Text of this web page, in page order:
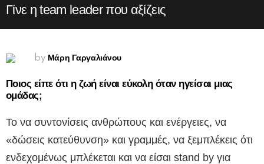
Γίνε η team leader που αξίζεις
by Μάρη Γαργαλιάνου
Ποιος είπε ότι η ζωή είναι εύκολη όταν ηγείσαι μιας
ομάδας;
Το να συντονίσεις ανθρώπους και ενέργειες, να
«δώσεις κατεύθυνση» και γραμμές, να ξεμπλέκεις ότι
ενδεχομένως μπλέκεται και να είσαι stand by για